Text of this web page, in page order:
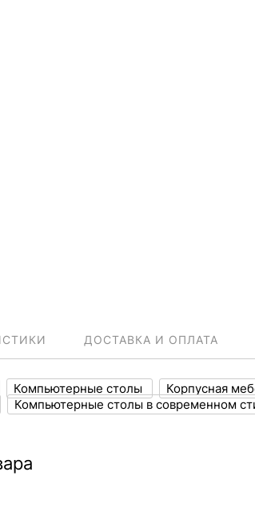
ДОСТАВКА И ОПЛАТА
Компьютерные столы Корпусная
Компьютерные столы в современном